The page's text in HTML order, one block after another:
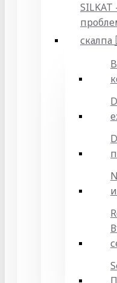
скалпа